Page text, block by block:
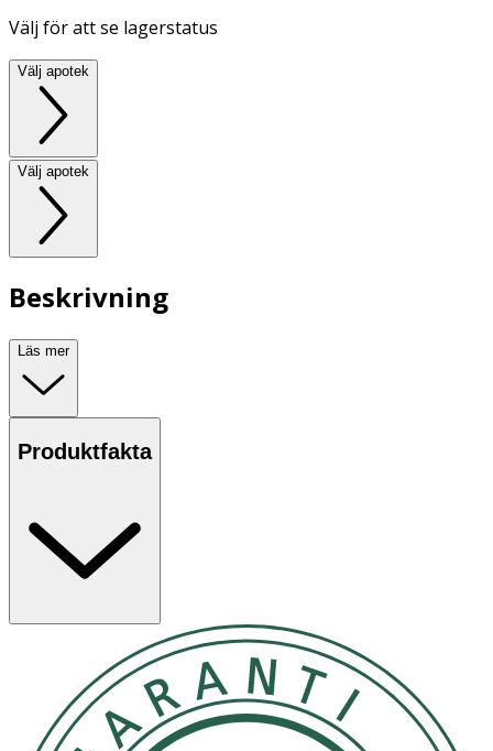
Välj för att se lagerstatus
Välj apotek
Välj apotek
Beskrivning
Läs mer
Produktfakta